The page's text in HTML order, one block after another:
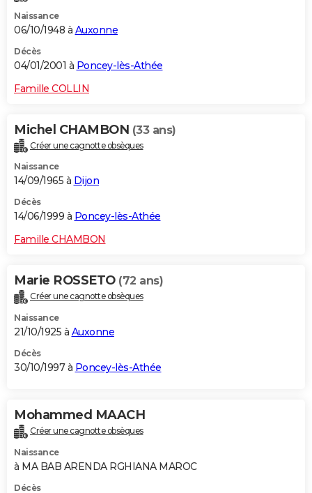
Naissance
06/10/1948 à Auxonne
Décès
04/01/2001 à Poncey-lès-Athée
Famille COLLIN
Michel CHAMBON (33 ans)
Créer une cagnotte obsèques
Naissance
14/09/1965 à Dijon
Décès
14/06/1999 à Poncey-lès-Athée
Famille CHAMBON
Marie ROSSETO (72 ans)
Créer une cagnotte obsèques
Naissance
21/10/1925 à Auxonne
Décès
30/10/1997 à Poncey-lès-Athée
Mohammed MAACH
Créer une cagnotte obsèques
Naissance
à MA BAB ARENDA RGHIANA MAROC
Décès